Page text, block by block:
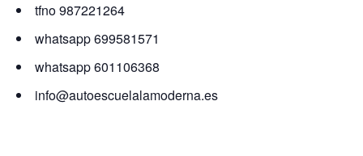
tfno 987221264
whatsapp 699581571
whatsapp 601106368
info@autoescuelalamoderna.es